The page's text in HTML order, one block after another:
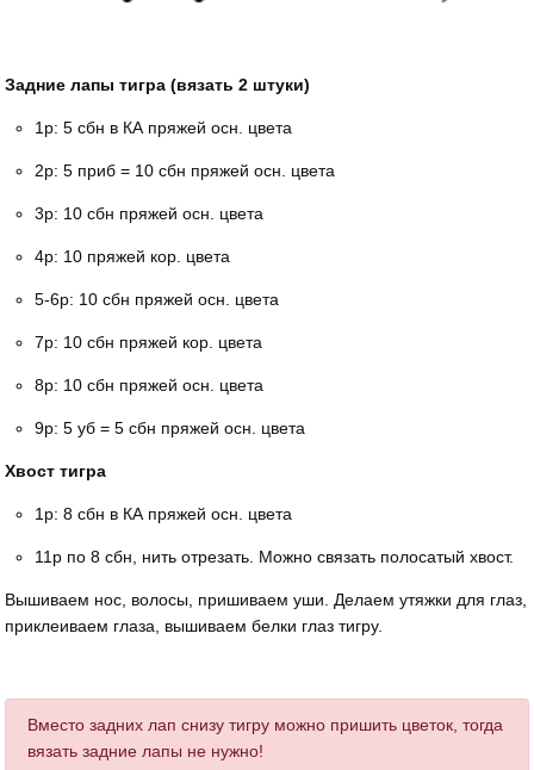
Задние лапы тигра (вязать 2 штуки)
1р: 5 сбн в КА пряжей осн. цвета
2р: 5 приб = 10 сбн пряжей осн. цвета
3р: 10 сбн пряжей осн. цвета
4р: 10 пряжей кор. цвета
5-6р: 10 сбн пряжей осн. цвета
7р: 10 сбн пряжей кор. цвета
8р: 10 сбн пряжей осн. цвета
9р: 5 уб = 5 сбн пряжей осн. цвета
Хвост тигра
1р: 8 сбн в КА пряжей осн. цвета
11р по 8 сбн, нить отрезать. Можно связать полосатый хвост.
Вышиваем нос, волосы, пришиваем уши. Делаем утяжки для глаз,
приклеиваем глаза, вышиваем белки глаз тигру.
Вместо задних лап снизу тигру можно пришить цветок, тогда
вязать задние лапы не нужно!